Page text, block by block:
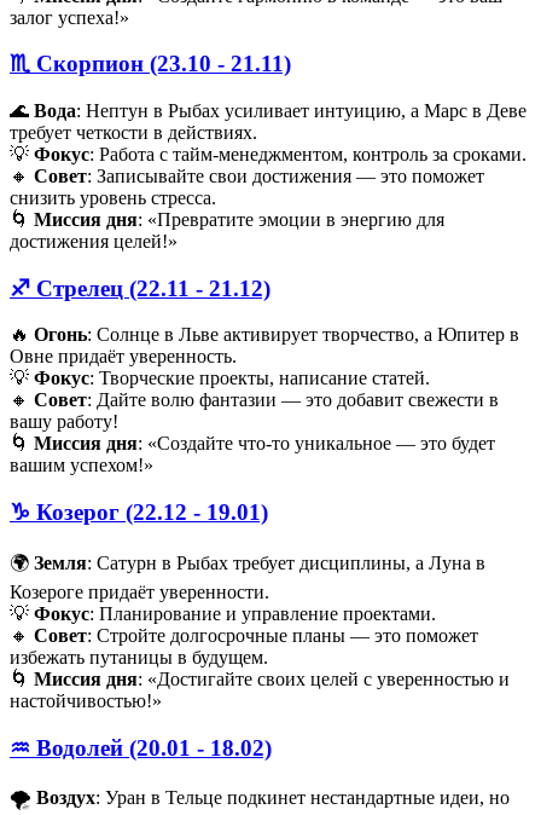
залог успеха!»
♏️ Скорпион (23.10 - 21.11)
🌊 Вода: Нептун в Рыбах усиливает интуицию, а Марс в Деве
требует четкости в действиях.
💡 Фокус: Работа с тайм-менеджментом, контроль за сроками.
🔸 Совет: Записывайте свои достижения — это поможет
снизить уровень стресса.
🌀 Миссия дня: «Превратите эмоции в энергию для
достижения целей!»
♐️ Стрелец (22.11 - 21.12)
🔥 Огонь: Солнце в Льве активирует творчество, а Юпитер в
Овне придаёт уверенность.
💡 Фокус: Творческие проекты, написание статей.
🔸 Совет: Дайте волю фантазии — это добавит свежести в
вашу работу!
🌀 Миссия дня: «Создайте что-то уникальное — это будет
вашим успехом!»
♑️ Козерог (22.12 - 19.01)
🌍 Земля: Сатурн в Рыбах требует дисциплины, а Луна в
Козероге придаёт уверенности.
💡 Фокус: Планирование и управление проектами.
🔸 Совет: Стройте долгосрочные планы — это поможет
избежать путаницы в будущем.
🌀 Миссия дня: «Достигайте своих целей с уверенностью и
настойчивостью!»
♒️ Водолей (20.01 - 18.02)
🌪️ Воздух: Уран в Тельце подкинет нестандартные идеи, но